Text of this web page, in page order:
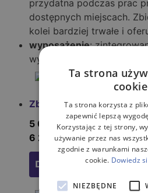
przydatna podczas prac
dostępnych miejscach.
kolei bardziej trwałe i
wyposażenie:
wydajne pompy ułatwią
Zbiornik na olej
5 052,00zł (netto)
6 213,96zł (brutto)
Dodaj do koszyka
Ta strona
cookie
Ta strona korzysta z
zapewnić lepszą
Korzystając z tej strony,
używanie przez nas
zgodnie z warunkami
cookie. Dowiedz
NIEZBĘDNE